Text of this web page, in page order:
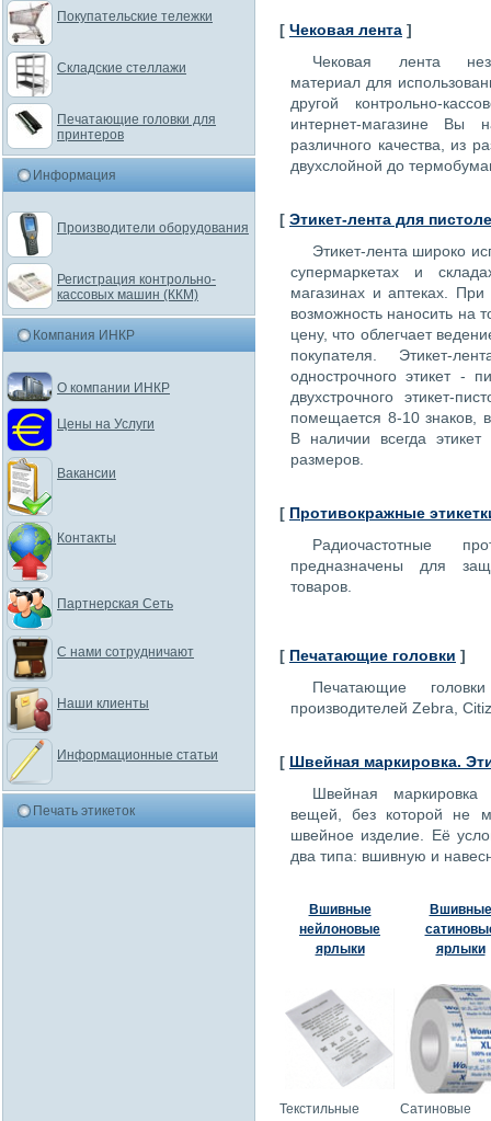
[ Чековая лента ]
Чековая лента
материал для
другой контрольно-
интернет-магазине Вы
различного качества, из
двухслойной до
[ Этикет-лента для
Этикет-лента широко
супермаркетах и
магазинах и аптеках.
возможность наносить на
цену, что облегчает
покупателя. Этикет-
однострочного этикет -
двухстрочного этикет-
помещается 8-10 знаков,
В наличии всегда
размеров.
[ Противокражные
Радиочастотные
предназначены для
товаров.
[ Печатающие головки ]
Печатающие
производителей Zebra,
[ Швейная маркировка.
Швейная
вещей, без которой не
швейное изделие. Её
два типа: вшивную и
Вшивные
нейлоновые
ярлыки
Вшивные
ярлыки
Текстильные
Сатиновые
Покупательские тележки
Складские стеллажи
Печатающие головки для
принтеров
Информация
Производители оборудования
Регистрация контрольно-
кассовых машин (ККМ)
Компания ИНКР
О компании ИНКР
Цены на Услуги
Вакансии
Контакты
Партнерская Сеть
С нами сотрудничают
Наши клиенты
Информационные статьи
Печать этикеток